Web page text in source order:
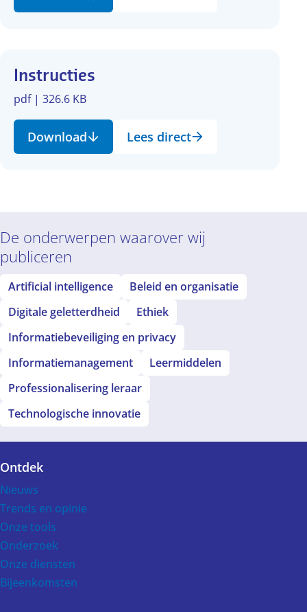
Instructies
pdf | 326.6 KB
Download Lees direct
De onderwerpen waarover wij
publiceren
Artificial intelligence
Beleid en organisatie
Digitale geletterdheid
Ethiek
Informatiebeveiliging en privacy
Informatiemanagement
Leermiddelen
Professionalisering leraar
Technologische innovatie
Voet
Ontdek
Nieuws
Trends en opinie
Onze tools
Onderzoek
Onze diensten
Bijeenkomsten